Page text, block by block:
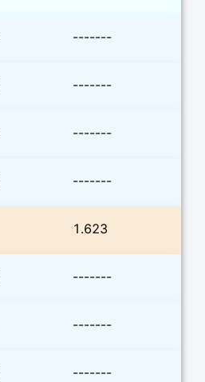
-------
-------
-------
-------
1.623
-------
-------
-------